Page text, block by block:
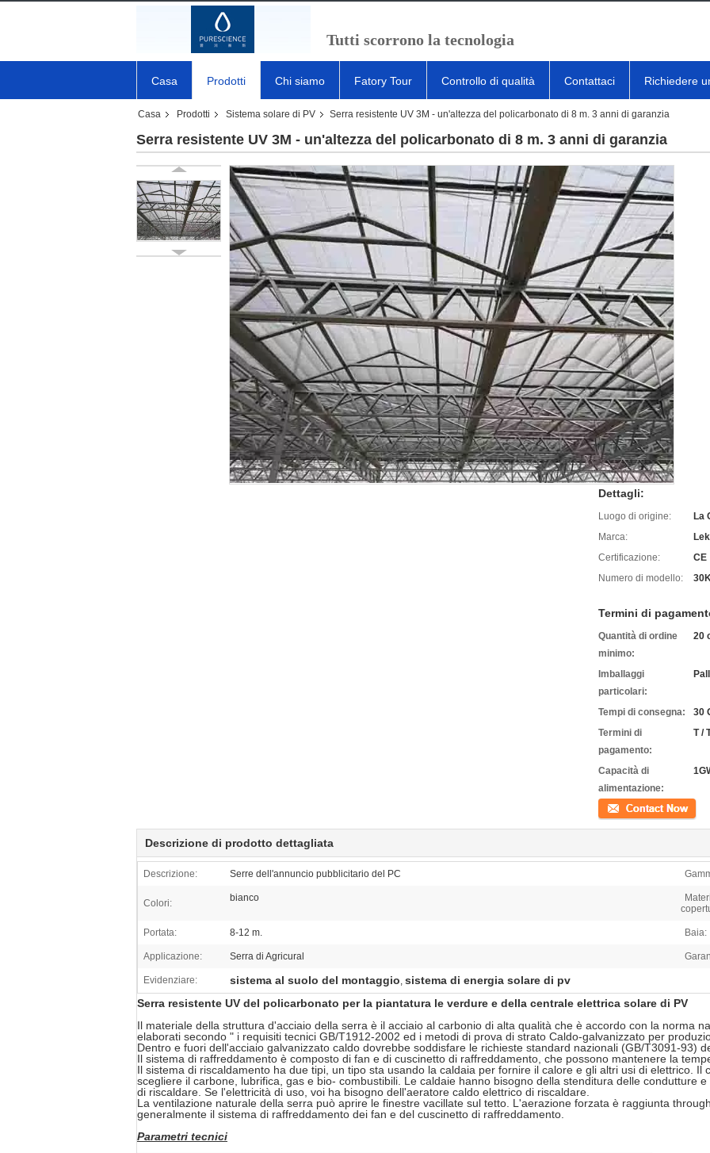
Tutti scorrono la tecnologia
Casa Prodotti Chi siamo Fatory Tour Controllo di qualità Contattaci Richiedere
Casa Prodotti Sistema solare di PV Serra resistente UV 3M - un'altezza del policarbonato di 8 m. 3 anni di garanzia
Serra resistente UV 3M - un'altezza del policarbonato di 8 m. 3 anni di garanzia
Dettagli:
Luogo di origine:
La
Marca:
Certificazione:
CE
Numero di modello:
Termini di
Quantità di ordine
minimo:
20
Imballaggi
particolari:
Tempi di consegna:
30
Termini di
pagamento:
T /
Capacità di
alimentazione:
Contatto
Descrizione di prodotto dettagliata
Descrizione: Serre dell'annuncio pubblicitario del PC
Colori: bianco
Portata: 8-12 m. Baia:
Applicazione: Serra di Agricural
Evidenziare: sistema al suolo del montaggio, sistema di energia solare di pv
Serra resistente UV del policarbonato per la piantatura le verdure e della centrale elettrica solare di PV
Il materiale della struttura d'acciaio della serra è il acciaio al carbonio di alta qualità che è accordo con la norma
elaborati secondo " i requisiti tecnici GB/T1912-2002 ed i metodi di prova di strato Caldo-galvanizzato per
Dentro e fuori dell'acciaio galvanizzato caldo dovrebbe soddisfare le richieste standard nazionali (GB/T3091-93)
Il sistema di raffreddamento è composto di fan e di cuscinetto di raffreddamento, che possono mantenere la
Il sistema di riscaldamento ha due tipi, un tipo sta usando la caldaia per fornire il calore e gli altri usi di elettrico. Il
scegliere il carbone, lubrifica, gas e bio- combustibili. Le caldaie hanno bisogno della stenditura delle condutture
di riscaldare. Se l'elettricità di uso, voi ha bisogno dell'aeratore caldo elettrico di riscaldare.
La ventilazione naturale della serra può aprire le finestre vacillate sul tetto. L'aerazione forzata è raggiunta
generalmente il sistema di raffreddamento dei fan e del cuscinetto di raffreddamento.
Parametri tecnici